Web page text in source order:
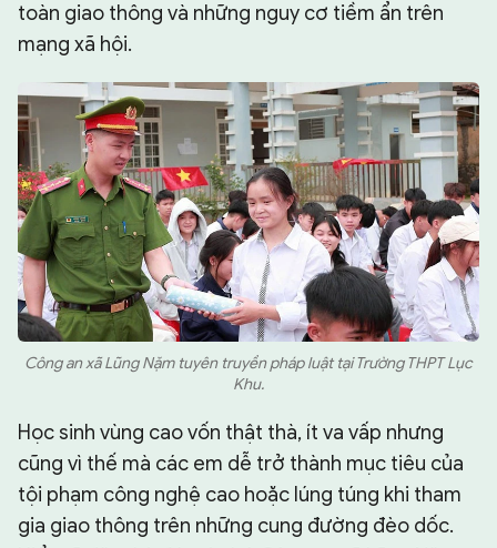
toàn giao thông và những nguy cơ tiềm ẩn trên
mạng xã hội.
Công an xã Lũng Nặm tuyên truyền pháp luật tại Trường THPT Lục
Khu.
Học sinh vùng cao vốn thật thà, ít va vấp nhưng
cũng vì thế mà các em dễ trở thành mục tiêu của
tội phạm công nghệ cao hoặc lúng túng khi tham
gia giao thông trên những cung đường đèo dốc.